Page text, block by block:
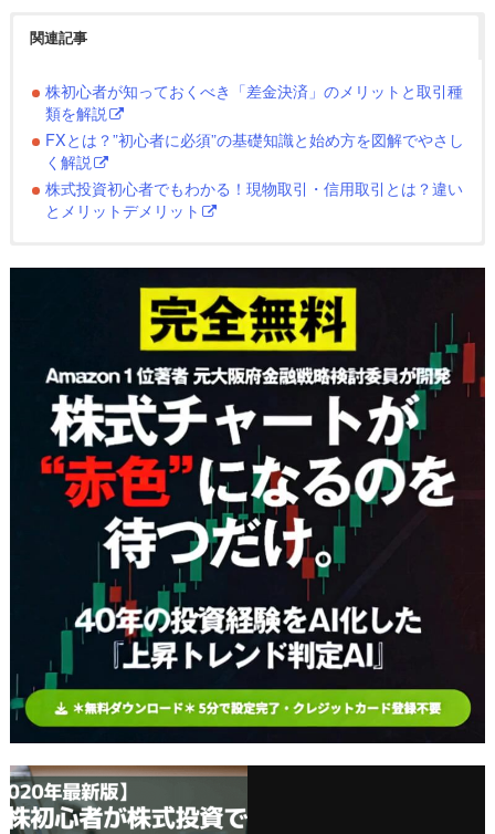
関連記事
株初心者が知っておくべき「差金決済」のメリットと取引種
類を解説
FXとは？”初心者に必須”の基礎知識と始め方を図解でやさし
く解説
株式投資初心者でもわかる！現物取引・信用取引とは？違い
とメリットデメリット